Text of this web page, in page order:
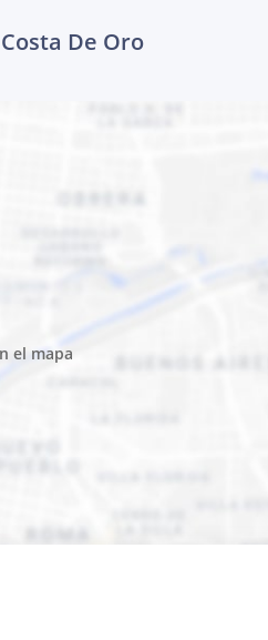
De Oro
el mapa